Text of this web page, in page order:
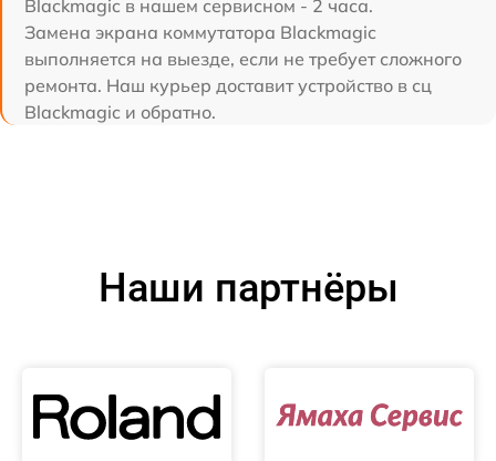
Blackmagic в нашем сервисном - 2 часа.
Замена экрана коммутатора Blackmagic
выполняется на выезде, если не требует сложного
ремонта. Наш курьер доставит устройство в сц
Blackmagic и обратно.
Наши партнёры